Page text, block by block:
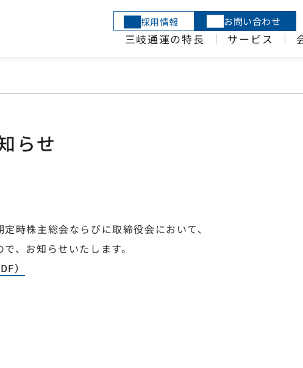
三岐通運の特長 サービス
採用情報 お問い合わせ
らせ
時株主総会ならびに取締役会において、
、お知らせいたします。
）